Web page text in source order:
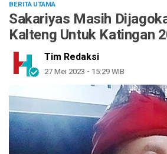
BERITA UTAMA
Sakariyas Masih
Kalteng Untuk Katingan
Tim Redaksi
27 Mei 2023 - 15:29 WIB